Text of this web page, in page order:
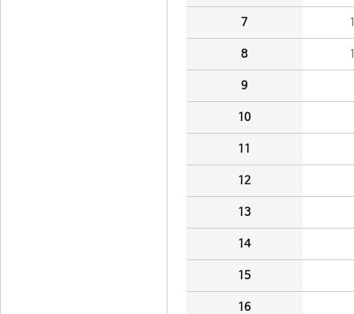
7
8
9
10
11
12
13
14
15
16